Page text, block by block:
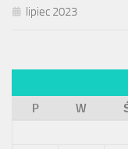
lipiec 2023
P
W